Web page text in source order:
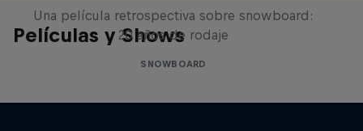
Películas y Shows
Una película retrospectiva sobre snowboard:
20 años de rodaje
SNOWBOARD